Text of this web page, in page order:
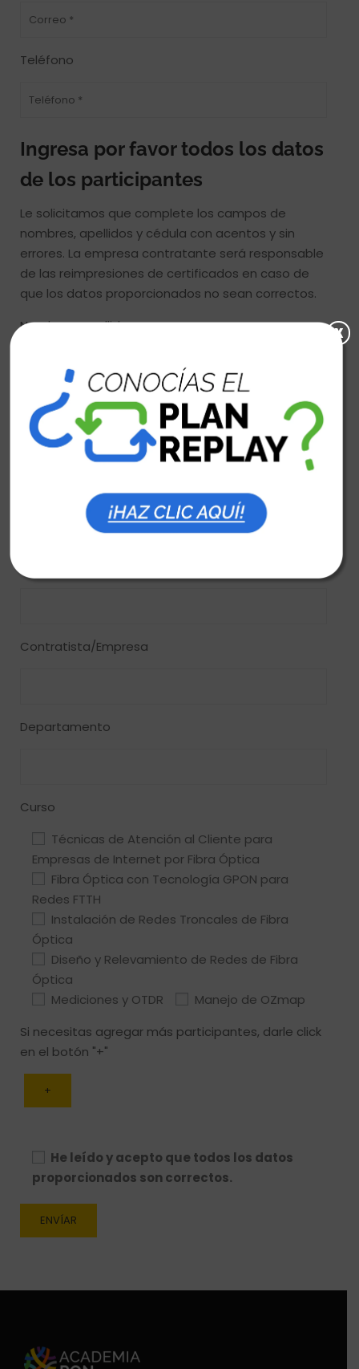
Teléfono
Ingresa por favor todos los datos
de los participantes
Le solicitamos que complete los campos de
nombres, apellidos y cédula con acentos y sin
errores. La empresa contratante será responsable
de las reimpresiones de certificados en caso de
que los datos proporcionados no sean correctos.
Nombre y apellido
Cédula
Contratista/Empresa
Departamento
Curso
Técnicas de Atención al Cliente para
Empresas de Internet por Fibra Óptica
Fibra Óptica con Tecnología GPON para
Redes FTTH
Instalación de Redes Troncales de Fibra
Óptica
Diseño y Relevamiento de Redes de Fibra
Óptica
Mediciones y OTDR
Manejo de OZmap
Si necesitas agregar más participantes, darle click
en el botón "+"
+
He leído y acepto que todos los datos
proporcionados son correctos.
x